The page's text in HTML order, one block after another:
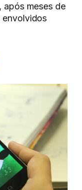
após meses de
envolvidos